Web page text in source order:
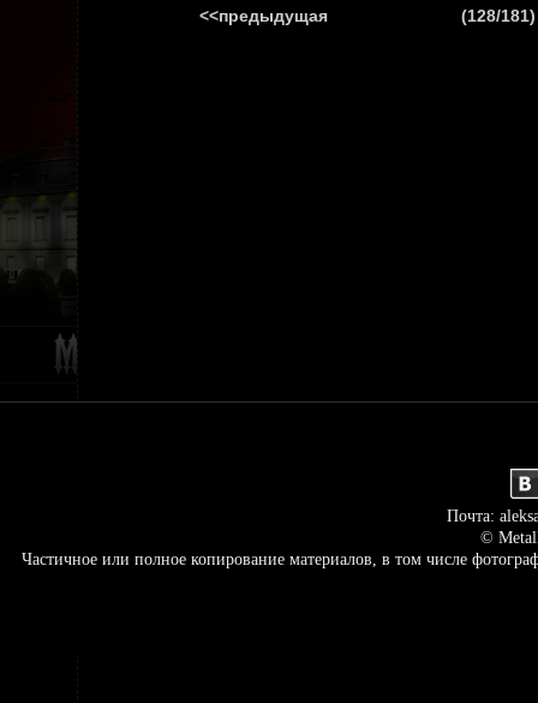
<<предыдущая (128/181)
Почта:
©
Частичное или полное копирование материалов, в том числе